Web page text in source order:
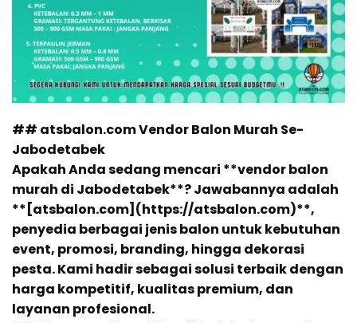
## atsbalon.com Vendor Balon Murah Se-
Jabodetabek
Apakah Anda sedang mencari **vendor balon
murah di Jabodetabek**? Jawabannya adalah
**[atsbalon.com](https://atsbalon.com)**,
penyedia berbagai jenis balon untuk kebutuhan
event, promosi, branding, hingga dekorasi
pesta. Kami hadir sebagai solusi terbaik dengan
harga kompetitif, kualitas premium, dan
layanan profesional.